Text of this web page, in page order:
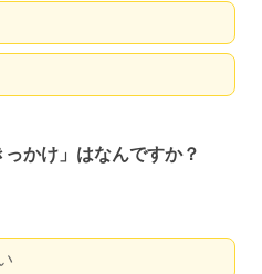
かけ」はなんですか？